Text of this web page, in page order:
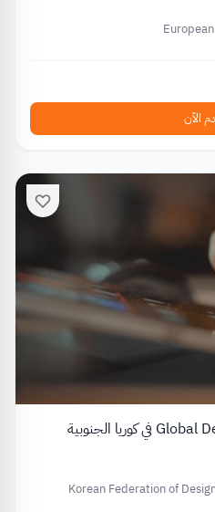
الآن
جائزة Global Design iT Award 2026 في كوريا الجنوبية
Korean Federation of